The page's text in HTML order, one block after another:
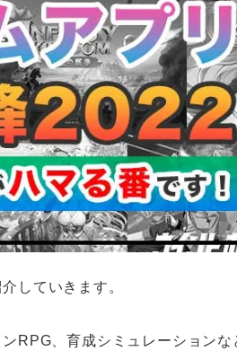
していきます。
RPG、育成シミュレーションな